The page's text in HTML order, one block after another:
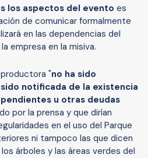
los aspectos del evento es
de comunicar formalmente
en las dependencias del
empresa en la misiva.
"no ha sido
notificada de la existencia
u otras deudas
por la prensa y que dirían
en el uso del Parque
ni tampoco las que dicen
árboles y las áreas verdes del